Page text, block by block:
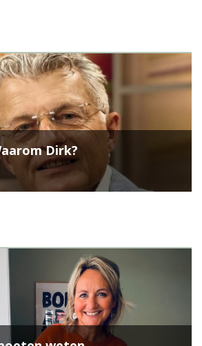
Dirk?